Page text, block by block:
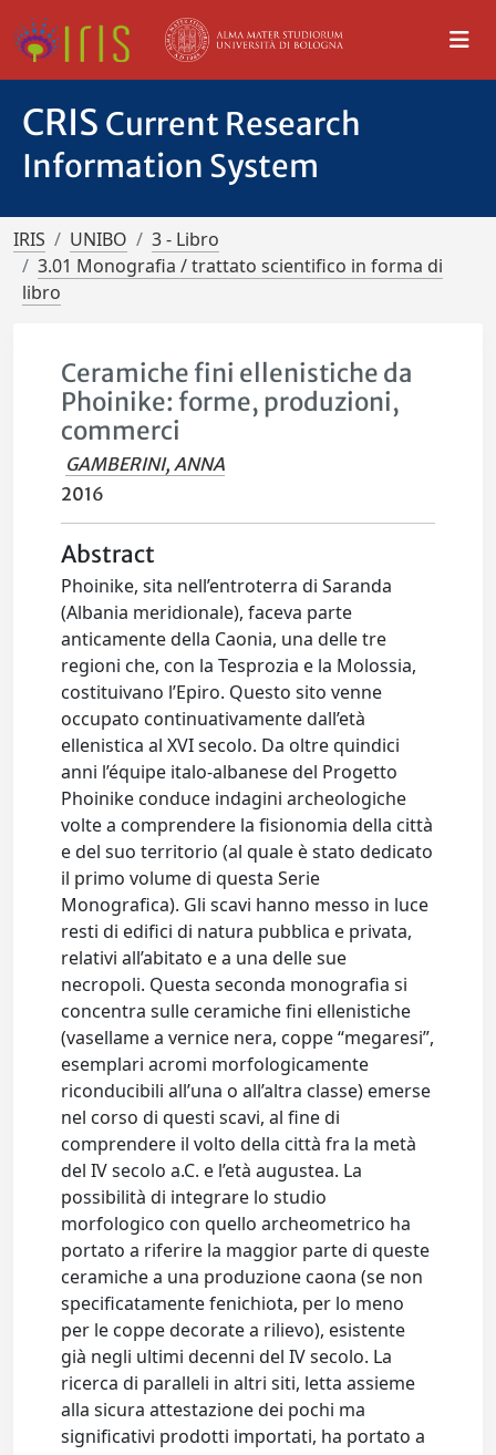
CRIS Current Research
Information System
IRIS UNIBO
3 - Libro
3.01 Monografia / trattato scientifico in forma di
libro
Ceramiche fini ellenistiche da
Phoinike: forme, produzioni,
commerci
GAMBERINI, ANNA
2016
Abstract
Phoinike, sita nell’entroterra di Saranda
(Albania meridionale), faceva parte
anticamente della Caonia, una delle tre
regioni che, con la Tesprozia e la Molossia,
costituivano l’Epiro. Questo sito venne
occupato continuativamente dall’età
ellenistica al XVI secolo. Da oltre quindici
anni l’équipe italo-albanese del Progetto
Phoinike conduce indagini archeologiche
volte a comprendere la fisionomia della città
e del suo territorio (al quale è stato dedicato
il primo volume di questa Serie
Monografica). Gli scavi hanno messo in luce
resti di edifici di natura pubblica e privata,
relativi all’abitato e a una delle sue
necropoli. Questa seconda monografia si
concentra sulle ceramiche fini ellenistiche
(vasellame a vernice nera, coppe “megaresi”,
esemplari acromi morfologicamente
riconducibili all’una o all’altra classe) emerse
nel corso di questi scavi, al fine di
comprendere il volto della città fra la metà
del IV secolo a.C. e l’età augustea. La
possibilità di integrare lo studio
morfologico con quello archeometrico ha
portato a riferire la maggior parte di queste
ceramiche a una produzione caona (se non
specificatamente fenichiota, per lo meno
per le coppe decorate a rilievo), esistente
già negli ultimi decenni del IV secolo. La
ricerca di paralleli in altri siti, letta assieme
alla sicura attestazione dei pochi ma
significativi prodotti importati, ha portato a